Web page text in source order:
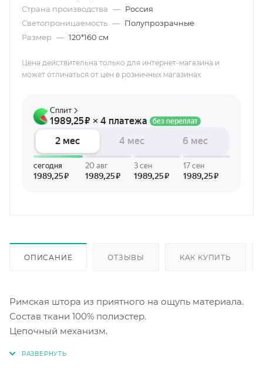
Страна производства — Россия
Светопроницаемость — Полупрозрачные
Размер — 120*160 см
Цена действительна только для интернет-магазина и
может отличаться от цен в розничных магазинах
ОПИСАНИЕ ОТЗЫВЫ КАК КУПИТЬ
Римская штора из приятного на ощупь материала.
Состав ткани 100% полиэстер.
Цепочный механизм.